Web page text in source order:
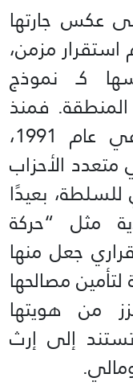
عكس جارتها
مزمن،
كـ نموذج
فمنذ
إعلان استقلالها الفعلي في عام 1991،
الأحزاب
بعيدًا
مثل “حركة
جعل منها
مصالحها
من هويتها
إلى إرث